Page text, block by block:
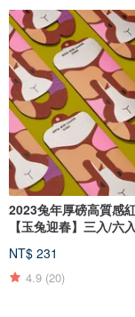
2023兔年厚磅高質感
【玉兔迎春】三入/六入
NT$ 231
4.9 (20)